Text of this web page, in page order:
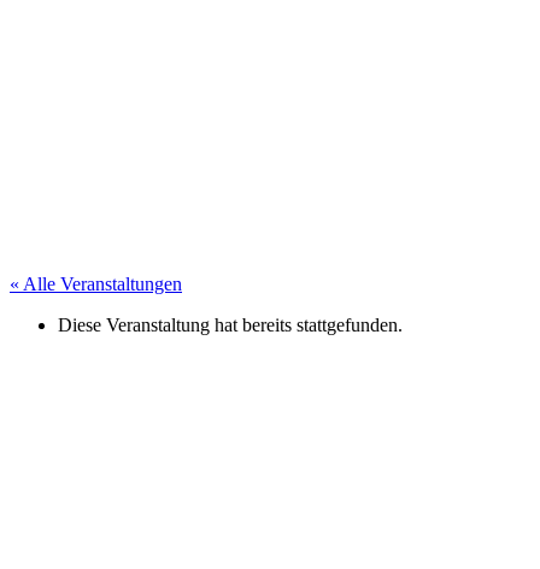
« Alle Veranstaltungen
Diese Veranstaltung hat bereits stattgefunden.